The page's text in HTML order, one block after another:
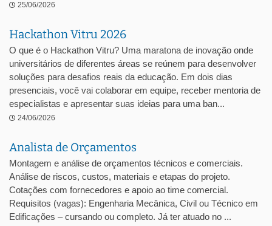
25/06/2026
Hackathon Vitru 2026
O que é o Hackathon Vitru? Uma maratona de inovação onde
universitários de diferentes áreas se reúnem para desenvolver
soluções para desafios reais da educação. Em dois dias
presenciais, você vai colaborar em equipe, receber mentoria de
especialistas e apresentar suas ideias para uma ban...
24/06/2026
Analista de Orçamentos
Montagem e análise de orçamentos técnicos e comerciais.
Análise de riscos, custos, materiais e etapas do projeto.
Cotações com fornecedores e apoio ao time comercial.
Requisitos (vagas): Engenharia Mecânica, Civil ou Técnico em
Edificações – cursando ou completo. Já ter atuado no ...